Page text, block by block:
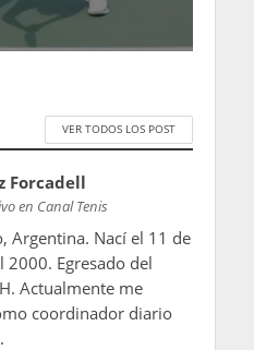
VER TODOS LOS POST
Forcadell
en Canal Tenis
Argentina. Nací el 11 de
2000. Egresado del
Actualmente me
coordinador diario